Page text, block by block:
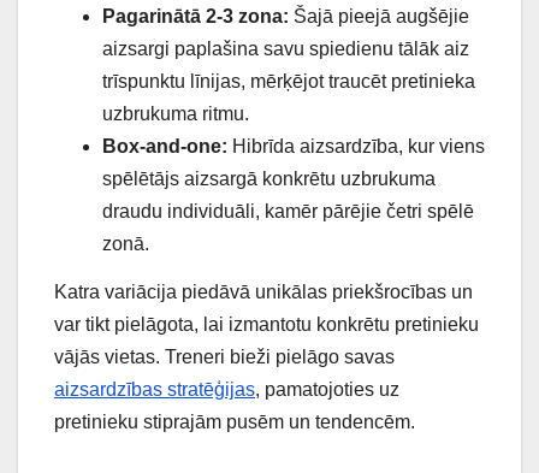
Pagarinātā 2-3 zona: Šajā pieejā augšējie
aizsargi paplašina savu spiedienu tālāk aiz
trīspunktu līnijas, mērķējot traucēt pretinieka
uzbrukuma ritmu.
Box-and-one: Hibrīda aizsardzība, kur viens
spēlētājs aizsargā konkrētu uzbrukuma
draudu individuāli, kamēr pārējie četri spēlē
zonā.
Katra variācija piedāvā unikālas priekšrocības un
var tikt pielāgota, lai izmantotu konkrētu pretinieku
vājās vietas. Treneri bieži pielāgo savas
aizsardzības stratēģijas, pamatojoties uz
pretinieku stiprajām pusēm un tendencēm.